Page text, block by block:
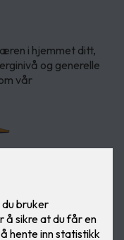
i hjemmet ditt,
og generelle
vår